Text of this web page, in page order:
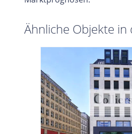
Ähnliche Objekte in